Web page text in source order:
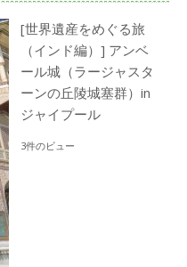
[世界遺産をめぐる旅
（インド編）] アンベ
ール城（ラージャスタ
ーンの丘陵城塞群）in
ジャイプール
3件のビュー